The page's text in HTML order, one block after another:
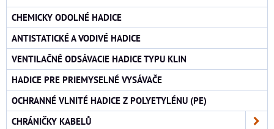
CHEMICKY ODOLNÉ HADICE
ANTISTATICKÉ A VODIVÉ HADICE
VENTILAČNÉ ODSÁVACIE HADICE TYPU KLIN
HADICE PRE PRIEMYSELNÉ VYSÁVAČE
OCHRANNÉ VLNITÉ HADICE Z POLYETYLÉNU (PE)
CHRÁNIČKY KABELŮ